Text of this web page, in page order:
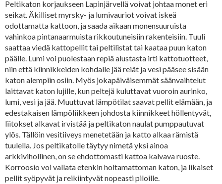
Peltikaton korjaukseen Lapinjärvellä voivat johtaa monet eri
seikat. Äkilliset myrsky- ja lumivauriot voivat iskeä
odottamatta kattoon, ja saada aikaan monensuuruista
vahinkoa pintanaarmuista rikkoutuneisiin rakenteisiin. Tuuli
saattaa viedä kattopellit tai peltilistat tai kaataa puun katon
päälle. Lumi voi puolestaan repiä alustasta irti kattotuotteet,
niin että kiinnikkeiden kohdalle jää reiät ja vesi pääsee sisään
katon alempiin osiin. Myös jokapäiväisemmät säänvaihtelut
laittavat katon lujille, kun peltejä kuluttavat vuoroin aurinko,
lumi, vesi ja jää. Muuttuvat lämpötilat saavat pellit elämään, ja
edestakaisen lämpöliikkeen johdosta kiinnikkeet höllentyvät,
liitokset alkavat irvistää ja peltikaton naulat pumppautuvat
ylös. Tällöin vesitiiveys menetetään ja katto alkaa rämistä
tuulella. Jos peltikatolle täytyy nimetä yksi ainoa
arkkivihollinen, on se ehdottomasti kattoa kalvava ruoste.
Korroosio voi vallata etenkin hoitamattoman katon, ja likaiset
pellit syöpyvät ja reikiintyvät nopeasti piloille.